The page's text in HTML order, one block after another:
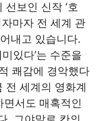
보인 신작 ‘호
마자 전 세계 관
내고 있습니다.
있다’는 수준을
쾌감에 경악했다
전 세계의 영화계
면서도 매혹적인